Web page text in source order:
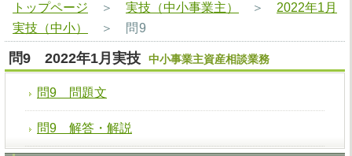
トップページ ＞ 実技（中小事業主） ＞ 2022年1月
実技（中小）
＞ 問9
問9 2022年1月実技 中小事業主資産相談業務
問9 問題文
問9 解答・解説